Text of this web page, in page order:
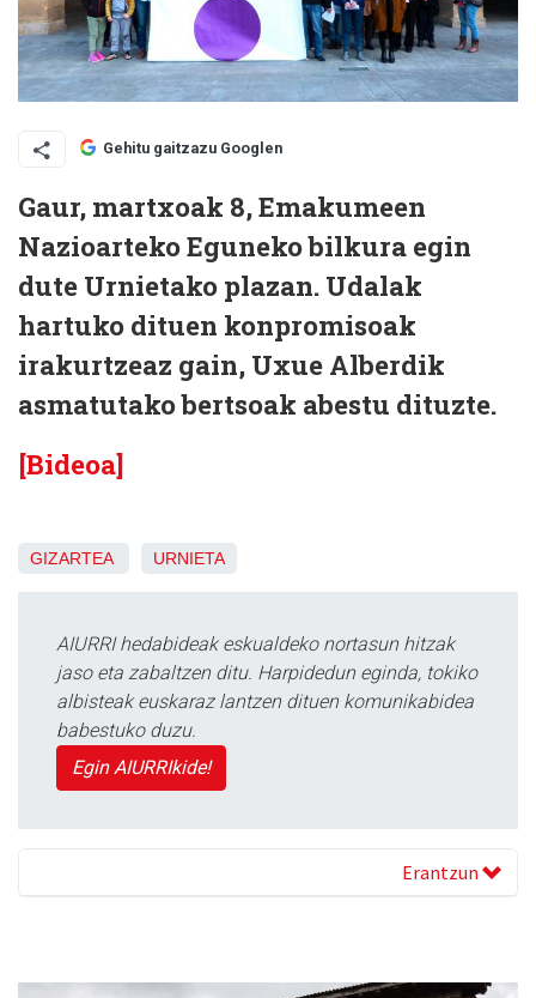
Gehitu gaitzazu Googlen
Gaur, martxoak 8, Emakumeen
Nazioarteko Eguneko bilkura egin
dute Urnietako plazan. Udalak
hartuko dituen konpromisoak
irakurtzeaz gain, Uxue Alberdik
asmatutako bertsoak abestu dituzte.
[Bideoa]
GIZARTEA URNIETA
AIURRI hedabideak eskualdeko nortasun hitzak
jaso eta zabaltzen ditu. Harpidedun eginda, tokiko
albisteak euskaraz lantzen dituen komunikabidea
babestuko duzu.
Egin AIURRIkide!
Erantzun